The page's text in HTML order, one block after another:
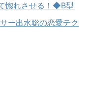
惚れさせる！◆B型
ー出水聡の恋愛テク